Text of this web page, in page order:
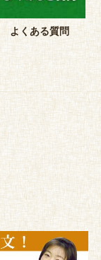
よくある質問